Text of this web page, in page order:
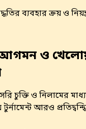
ব্যবহার ক্রয় ও
ও
চুক্তি ও নিলামের
আরও